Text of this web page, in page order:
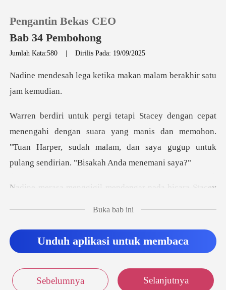
0
Riwayat Membaca
Keluar
Pengantin Bekas CEO
Bab 34 Pembohong
Jumlah Kata:580 |Dirilis Pada: 19/09/2025
etika makan malam bera
engan suara yang manis dan memohon.
"Tuan Harper, sudah malam, da
ndengar nada bicara Stacey
Buka bab ini
Unduh aplikasi untuk membaca
Sebelumnya Selanjutnya